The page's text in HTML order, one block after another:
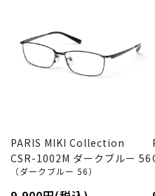
PARIS MIKI Collection
CSR-1002M ダークブルー 56
（ダークブルー 56）